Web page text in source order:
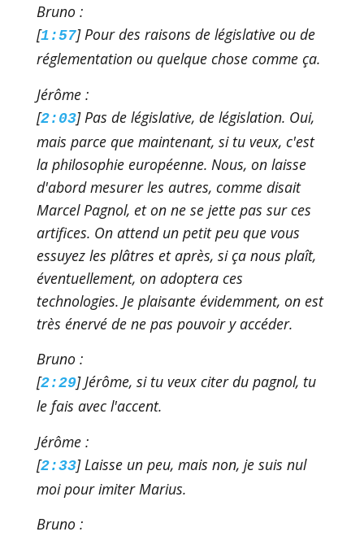
Bruno :
[1:57] Pour des raisons de législative ou de
réglementation ou quelque chose comme ça.
Jérôme :
[2:03] Pas de législative, de législation. Oui,
mais parce que maintenant, si tu veux, c'est
la philosophie européenne. Nous, on laisse
d'abord mesurer les autres, comme disait
Marcel Pagnol, et on ne se jette pas sur ces
artifices. On attend un petit peu que vous
essuyez les plâtres et après, si ça nous plaît,
éventuellement, on adoptera ces
technologies. Je plaisante évidemment, on est
très énervé de ne pas pouvoir y accéder.
Bruno :
[2:29] Jérôme, si tu veux citer du pagnol, tu
le fais avec l'accent.
Jérôme :
[2:33] Laisse un peu, mais non, je suis nul
moi pour imiter Marius.
Bruno :